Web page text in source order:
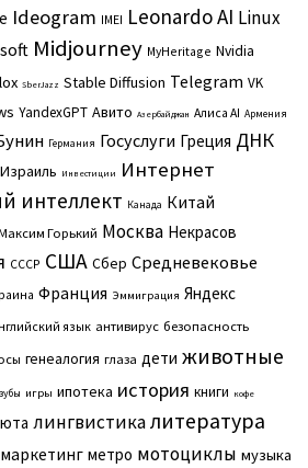
Ideogram IMEI Leonardo AI Linux
Midjourney MyHeritage Nvidia
SberJazz Stable Diffusion Telegram VK
YandexGPT Авито Азербайджан Алиса AI Армения
Германия Госуслуги Греция ДНК
Израиль Инвестиции Интернет
интеллект Канада Китай
Горький Москва Некрасов
СССР США Сбер Средневековье
Франция Эммиграция Яндекс
язык антивирус безопасность
генеалогия глаза дети животные
зубы игры ипотека история книги кофе
лингвистикалитература
маркетинг метро мотоциклы музыка